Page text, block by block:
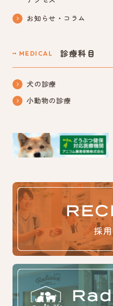
お知らせ・コラム
MEDICAL 診療科目
犬の診療
小動物の診療